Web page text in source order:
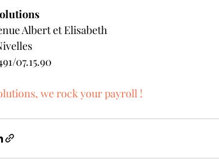
Albert et Elisabeth
07.15.90
we rock your payroll !